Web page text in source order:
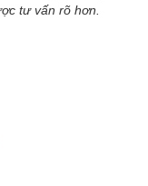
tư vấn rõ hơn.